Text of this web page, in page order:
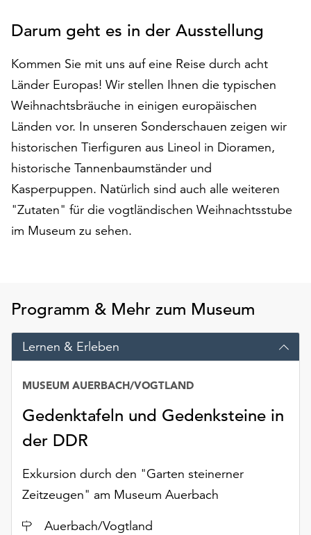
„Alle
um
alle
Cookies
zu
akzeptieren.
Sie
Ihr
Einverständnis
jederzeit
ändern
und
Ihnen
am
Ende
der
Seite
die
„Cookie-
Einstellungen“
zur
Funktionale
Cookies
auch
Darum geht es in der Ausstellung
Kommen Sie mit uns auf eine Reise durch acht
Länder Europas! Wir stellen Ihnen die typischen
Weihnachtsbräuche in einigen europäischen
Länden vor. In unseren Sonderschauen zeigen wir
historischen Tierfiguren aus Lineol in Dioramen,
historische Tannenbaumständer und
Kasperpuppen. Natürlich sind auch alle weiteren
"Zutaten" für die vogtländischen Weihnachtsstube
im Museum zu sehen.
Programm & Mehr zum Museum
Lernen & Erleben
Gedenktafeln und Gedenksteine in
der DDR
MUSEUM AUERBACH/VOGTLAND
Exkursion durch den "Garten steinerner
Zeitzeugen" am Museum Auerbach
Ort
Auerbach/Vogtland